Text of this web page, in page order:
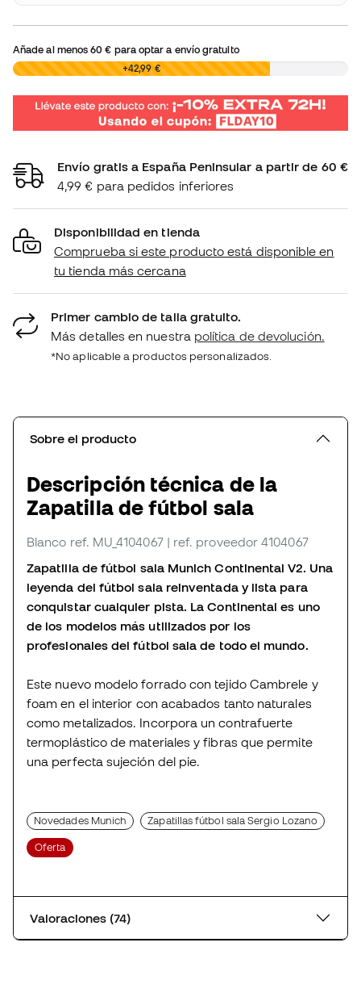
Añade al menos60 € para optar a envío gratuito
0,00 € +42,99 €
Envío gratis a España Peninsular a partir de 60 €
4,99 € para pedidos inferiores
Disponibilidad en tienda
Comprueba si este producto está disponible en
tu tienda más cercana
Primer cambio de talla gratuito.
Más detalles en nuestra política de devolución.
*No aplicable a productos personalizados.
Sobre el producto
Descripción técnica de la
Zapatilla de fútbol sala
Blanco ref. MU_4104067 | ref. proveedor 4104067
Zapatilla de fútbol sala Munich Continental V2. Una
leyenda del fútbol sala reinventada y lista para
conquistar cualquier pista. La Continental es uno
de los modelos más utilizados por los
profesionales del fútbol sala de todo el mundo.
Este nuevo modelo forrado con tejido Cambrele y
foam en el interior con acabados tanto naturales
como metalizados. Incorpora un contrafuerte
termoplástico de materiales y fibras que permite
una perfecta sujeción del pie.
Novedades Munich Zapatillas fútbol sala Sergio Lozano
Oferta
Valoraciones (74)